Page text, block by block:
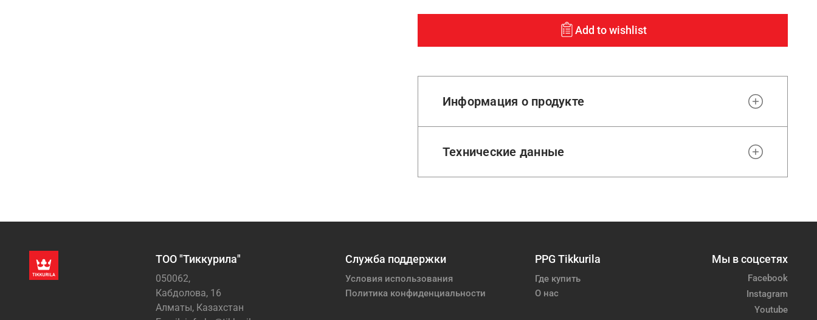
Add to wishlist
Информация о продукте
Технические данные
ТОО "Тиккурила"
050062,
Кабдолова, 16
Алматы, Казахстан
Служба поддержки
Условия использования
Политика конфиденциальности
PPG Tikkurila
Где купить
О нас
Мы в соцсетях
Facebook
Instagram
Youtube